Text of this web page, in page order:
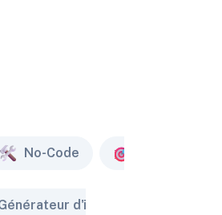
No-Code
Générateur d'image